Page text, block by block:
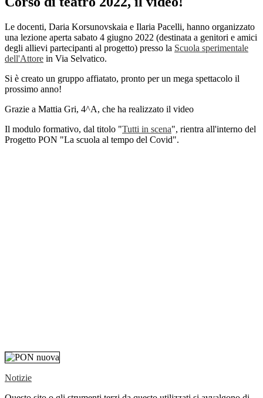
Le docenti, Daria Korsunovskaia e Ilaria Pacelli, hanno organizzato
una lezione aperta sabato 4 giugno 2022 (destinata a genitori e amici
degli allievi partecipanti al progetto) presso la Scuola sperimentale
dell'Attore in Via Selvatico.
Si è creato un gruppo affiatato, pronto per un mega spettacolo il
prossimo anno!
Grazie a Mattia Gri, 4^A, che ha realizzato il video
Il modulo formativo, dal titolo "Tutti in scena", rientra all'interno del
Progetto PON "La scuola al tempo del Covid".
Notizie